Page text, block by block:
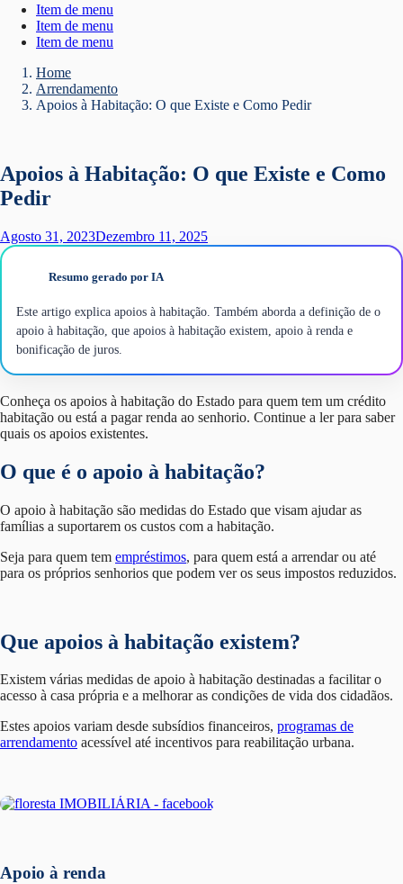
Item de menu
Item de menu
Item de menu
Home
Arrendamento
Apoios à Habitação: O que Existe e Como Pedir
Apoios à Habitação: O que Existe e Como
Pedir
Agosto 31, 2023Dezembro 11, 2025
Resumo gerado por IA
Este artigo explica apoios à habitação. Também aborda a definição de o
apoio à habitação, que apoios à habitação existem, apoio à renda e
bonificação de juros.
Conheça os apoios à habitação do Estado para quem tem um crédito
habitação ou está a pagar renda ao senhorio. Continue a ler para saber
quais os apoios existentes.
O que é o apoio à habitação?
O apoio à habitação são medidas do Estado que visam ajudar as
famílias a suportarem os custos com a habitação.
Seja para quem tem empréstimos, para quem está a arrendar ou até
para os próprios senhorios que podem ver os seus impostos reduzidos.
Que apoios à habitação existem?
Existem várias medidas de apoio à habitação destinadas a facilitar o
acesso à casa própria e a melhorar as condições de vida dos cidadãos.
Estes apoios variam desde subsídios financeiros, programas de
arrendamento acessível até incentivos para reabilitação urbana.
Apoio à renda